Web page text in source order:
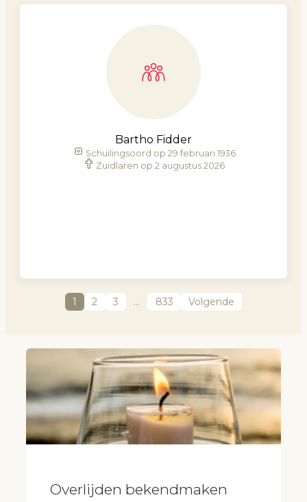
Bartho Fidder
Schuilingsoord op 29 februari 1936
Zuidlaren op 2 augustus 2026
1 2 3 … 833 Volgende
Overlijden bekendmaken